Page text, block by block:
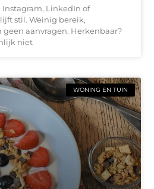
LinkedIn of
stil. Weinig bereik,
geen aanvragen. Herkenbaar?
niet
WONING EN TUIN